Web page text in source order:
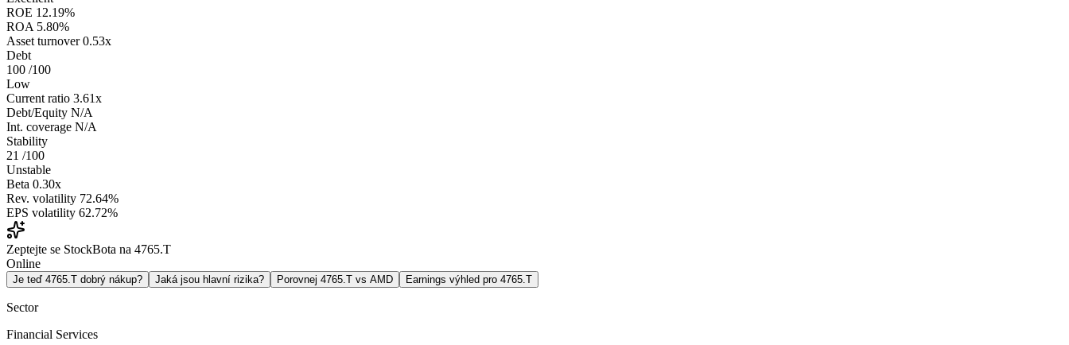
ROE 12.19%
ROA 5.80%
Asset turnover 0.53x
Debt
100 /100
Low
Current ratio 3.61x
Debt/Equity N/A
Int. coverage N/A
Stability
21 /100
Unstable
Beta 0.30x
Rev. volatility 72.64%
EPS volatility 62.72%
Zeptejte se StockBota na 4765.T
Online
Je teď 4765.T dobrý nákup? Jaká jsou hlavní rizika? Porovnej 4765.T vs AMD Earnings výhled pro 4765.T
Sector
Financial Services